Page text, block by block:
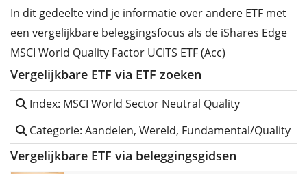
In dit gedeelte vind je informatie over andere ETF met
een vergelijkbare beleggingsfocus als de iShares Edge
MSCI World Quality Factor UCITS ETF (Acc)
Vergelijkbare ETF via ETF zoeken
Index: MSCI World Sector Neutral Quality
Categorie: Aandelen, Wereld, Fundamental/Quality
Vergelijkbare ETF via beleggingsgidsen